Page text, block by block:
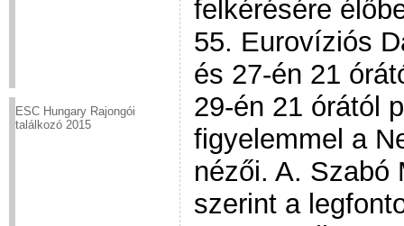
ESC Hungary Rajongói
találkozó 2015
felkérésére
55. Eurovíziós
és 27-én 21
29-én 21 órától
figyelemmel a
nézői. A. Szabó
szerint a